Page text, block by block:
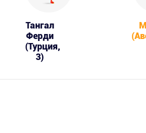
Тангал
Ферди
(Турция,
3)